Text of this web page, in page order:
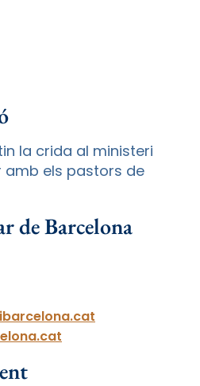
la crida al ministeri
els pastors de
de Barcelona